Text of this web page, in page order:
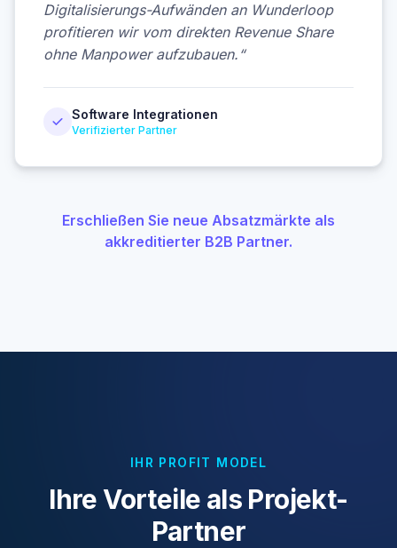
Digitalisierungs-Aufwänden an Wunderloop
profitieren wir vom direkten Revenue Share
ohne Manpower aufzubauen.“
Software Integrationen
Verifizierter Partner
Erschließen Sie neue Absatzmärkte als
akkreditierter B2B Partner.
IHR PROFIT MODEL
Ihre Vorteile als Projekt-
Partner